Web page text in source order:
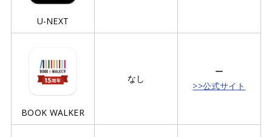
U-NEXT
BOOK WALKER
なし
ー
>>公式サイト